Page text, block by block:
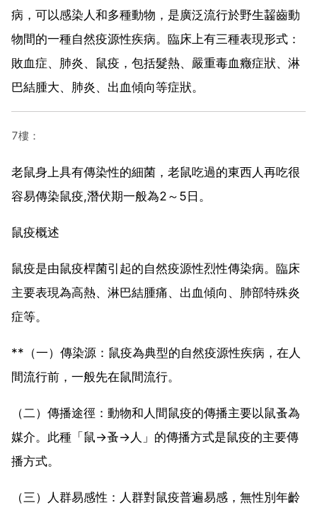
病，可以感染人和多種動物，是廣泛流行於野生齧齒動
物間的一種自然疫源性疾病。臨床上有三種表現形式：
敗血症、肺炎、鼠疫，包括髮熱、嚴重毒血癥症狀、淋
巴結腫大、肺炎、出血傾向等症狀。
7樓：
老鼠身上具有傳染性的細菌，老鼠吃過的東西人再吃很
容易傳染鼠疫,潛伏期一般為2～5日。
鼠疫概述
鼠疫是由鼠疫桿菌引起的自然疫源性烈性傳染病。臨床
主要表現為高熱、淋巴結腫痛、出血傾向、肺部特殊炎
症等。
**（一）傳染源：鼠疫為典型的自然疫源性疾病，在人
間流行前，一般先在鼠間流行。
（二）傳播途徑：動物和人間鼠疫的傳播主要以鼠蚤為
媒介。此種「鼠→蚤→人」的傳播方式是鼠疫的主要傳
播方式。
（三）人群易感性：人群對鼠疫普遍易感，無性別年齡